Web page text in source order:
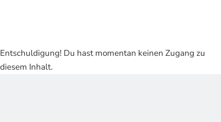
Entschuldigung! Du hast momentan keinen Zugang zu
diesem Inhalt.